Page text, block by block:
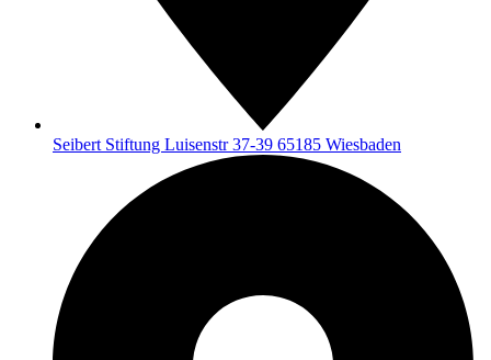
Seibert Stiftung Luisenstr 37-39 65185 Wiesbaden